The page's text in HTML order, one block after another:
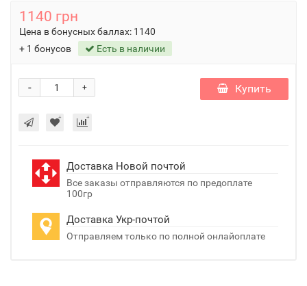
1140 грн
Цена в бонусных баллах: 1140
+ 1 бонусов
Есть в наличии
+
- Купить
Доставка Новой почтой
Все заказы отправляются по предоплате
100гр
Доставка Укр-почтой
Отправляем только по полной онлайоплате